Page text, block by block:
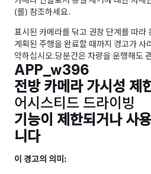
(를) 참조하세요.
표시된 카메라를 닦고 권장 단계를 따라
계획된 주행을 완료할 때까지 경고가 사
약하십시오.당분간은 차량을 운행해도
APP_w396
전방 카메라 가시성 제
어시스티드 드라이빙
기능이 제한되거나 사
니다
이 경고의 의미: